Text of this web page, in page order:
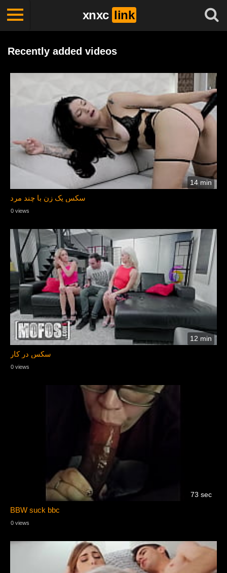
xnxc link
Recently added videos
14 min
سکس یک زن با چند مرد
0 views
12 min
سکس در کار
0 views
73 sec
BBW suck bbc
0 views